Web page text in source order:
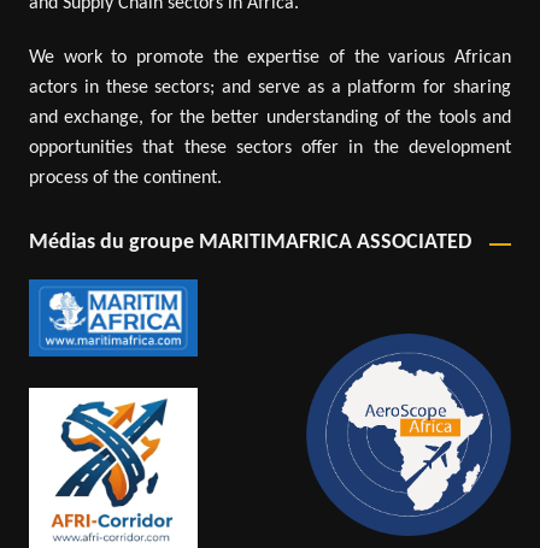
We work to promote the expertise of the various African
actors in these sectors; and serve as a platform for sharing
and exchange, for the better understanding of the tools and
opportunities that these sectors offer in the development
process of the continent.
Médias du groupe MARITIMAFRICA ASSOCIATED